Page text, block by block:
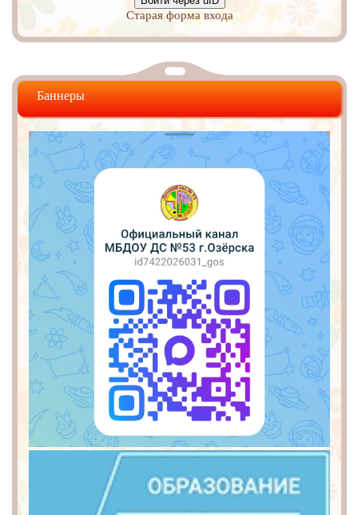
Старая форма входа
Баннеры